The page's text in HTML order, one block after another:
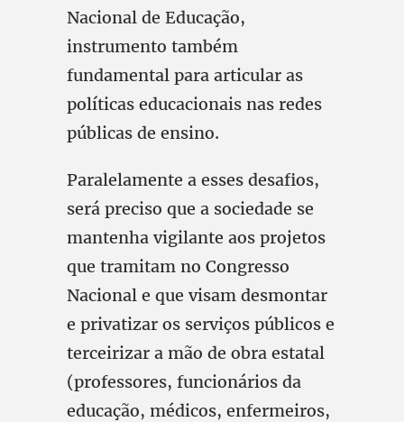
Nacional de Educação,
instrumento também
fundamental para articular as
políticas educacionais nas redes
públicas de ensino.
Paralelamente a esses desafios,
será preciso que a sociedade se
mantenha vigilante aos projetos
que tramitam no Congresso
Nacional e que visam desmontar
e privatizar os serviços públicos e
terceirizar a mão de obra estatal
(professores, funcionários da
educação, médicos, enfermeiros,